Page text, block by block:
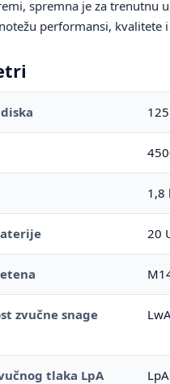
spremna je za trenutnu
performansi, kvalitete
1,8
20
zvučne snage
tlaka LpA